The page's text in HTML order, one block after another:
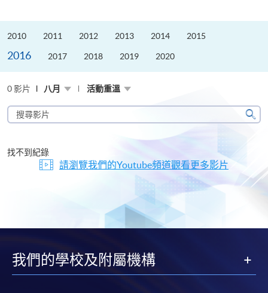
2010 2011 2012 2013 2014 2015
2016 2017 2018 2019 2020
0 影片 八月 活動重溫
搜
尋
片
搜
找不到紀錄
請瀏覽我們的Youtube頻道觀看更多影片
我們的學校及附屬機構